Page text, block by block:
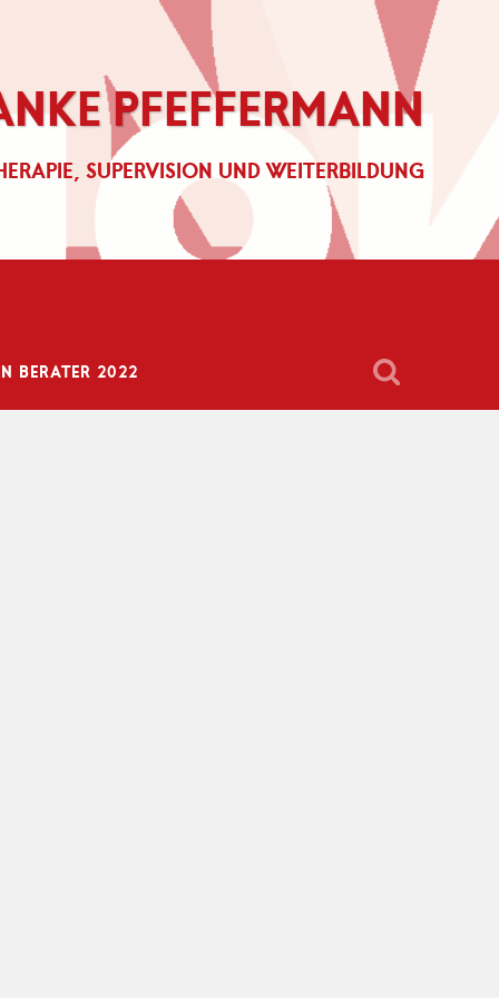
PFEFFERMANN
SUPERVISION UND WEITERBILDUNG
BERATER 2022